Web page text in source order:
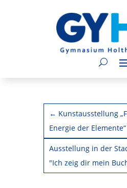
← Kunstausstellung
Energie der Elemente“
Ausstellung in der
"Ich zeig dir mein